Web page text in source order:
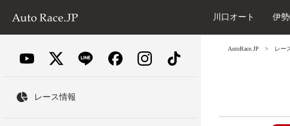
川口オート 伊
レース情報
AutoRace.JP レー